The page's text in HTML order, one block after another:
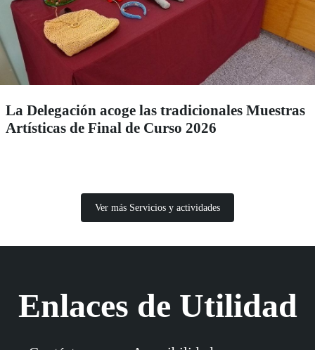
La Delegación acoge las tradicionales Muestras
Artísticas de Final de Curso 2026
Ver más Servicios y actividades
Enlaces de Utilidad